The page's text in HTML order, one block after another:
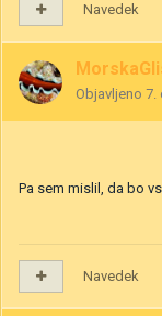
Navedek
Objavljeno 7.
Pa sem mislil, da bo
Navedek